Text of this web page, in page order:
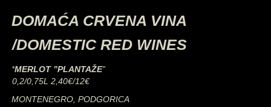
DOMAĆA CRVENA VINA
/DOMESTIC RED WINES
*MERLOT ”PLANTAŽE”
0,2/0,75L 2,40€/12€
MONTENEGRO, PODGORICA